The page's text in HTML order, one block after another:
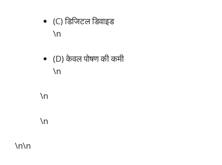
(C) डिजिटल डिवाइड
\n
(D) केवल पोषण की कमी
\n
\n
\n
\n\n